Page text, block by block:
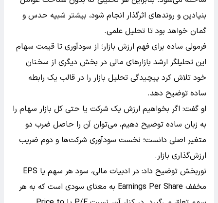
بنیادین و روندهای اثرگذار انجام شود، بیشتر شبیه حدس و
گمان خواهد بود تا تحلیل علمی.
فرمولی ساده برای فهم ارزش بازار؛ از سودآوری تا قیمت سهام
این تحلیلگر ارشد بازارهای مالی در بخش دیگری از سخنان
خود تلاش کرد پیچیدگی تحلیل بازار را در قالب یک رابطه
ساده توضیح دهد.
او گفت: اگر بخواهیم ارزش یک شرکت یا حتی کل بازار سهام را
به زبان ساده توضیح دهیم، می‌توان آن را حاصل ضرب دو
متغیر اصلی دانست؛ نخست سودآوری شرکت‌ها و دوم ضریب
ارزش‌گذاری بازار.
نوربخش توضیح داد: در ادبیات مالی، سود هر سهم یا EPS
مخفف Earnings Per Share به معنای سودی است که به هر